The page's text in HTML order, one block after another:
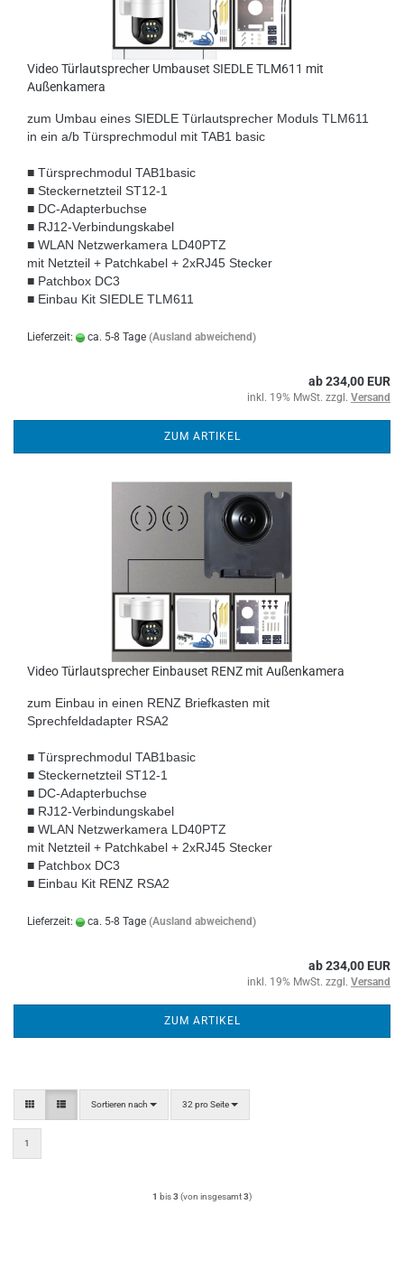
Video Türlautsprecher Umbauset SIEDLE TLM611 mit
Außenkamera
zum Umbau eines SIEDLE Türlautsprecher Moduls TLM611
in ein a/b Türsprechmodul mit TAB1 basic
■ Türsprechmodul TAB1basic
■ Steckernetzteil ST12-1
■ DC-Adapterbuchse
■ RJ12-Verbindungskabel
■ WLAN Netzwerkamera LD40PTZ
mit Netzteil + Patchkabel + 2xRJ45 Stecker
■ Patchbox DC3
■ Einbau Kit SIEDLE TLM611
Lieferzeit: ca. 5-8 Tage (Ausland abweichend)
ab 234,00 EUR
inkl. 19% MwSt. zzgl. Versand
ZUM ARTIKEL
Video Türlautsprecher Einbauset RENZ mit Außenkamera
zum Einbau in einen RENZ Briefkasten mit
Sprechfeldadapter RSA2
■ Türsprechmodul TAB1basic
■ Steckernetzteil ST12-1
■ DC-Adapterbuchse
■ RJ12-Verbindungskabel
■ WLAN Netzwerkamera LD40PTZ
mit Netzteil + Patchkabel + 2xRJ45 Stecker
■ Patchbox DC3
■ Einbau Kit RENZ RSA2
Lieferzeit: ca. 5-8 Tage (Ausland abweichend)
ab 234,00 EUR
inkl. 19% MwSt. zzgl. Versand
ZUM ARTIKEL
Sortieren nach
Sortieren nach 32 pro Seite
pro Seite
1
1 bis3(von insgesamt3)